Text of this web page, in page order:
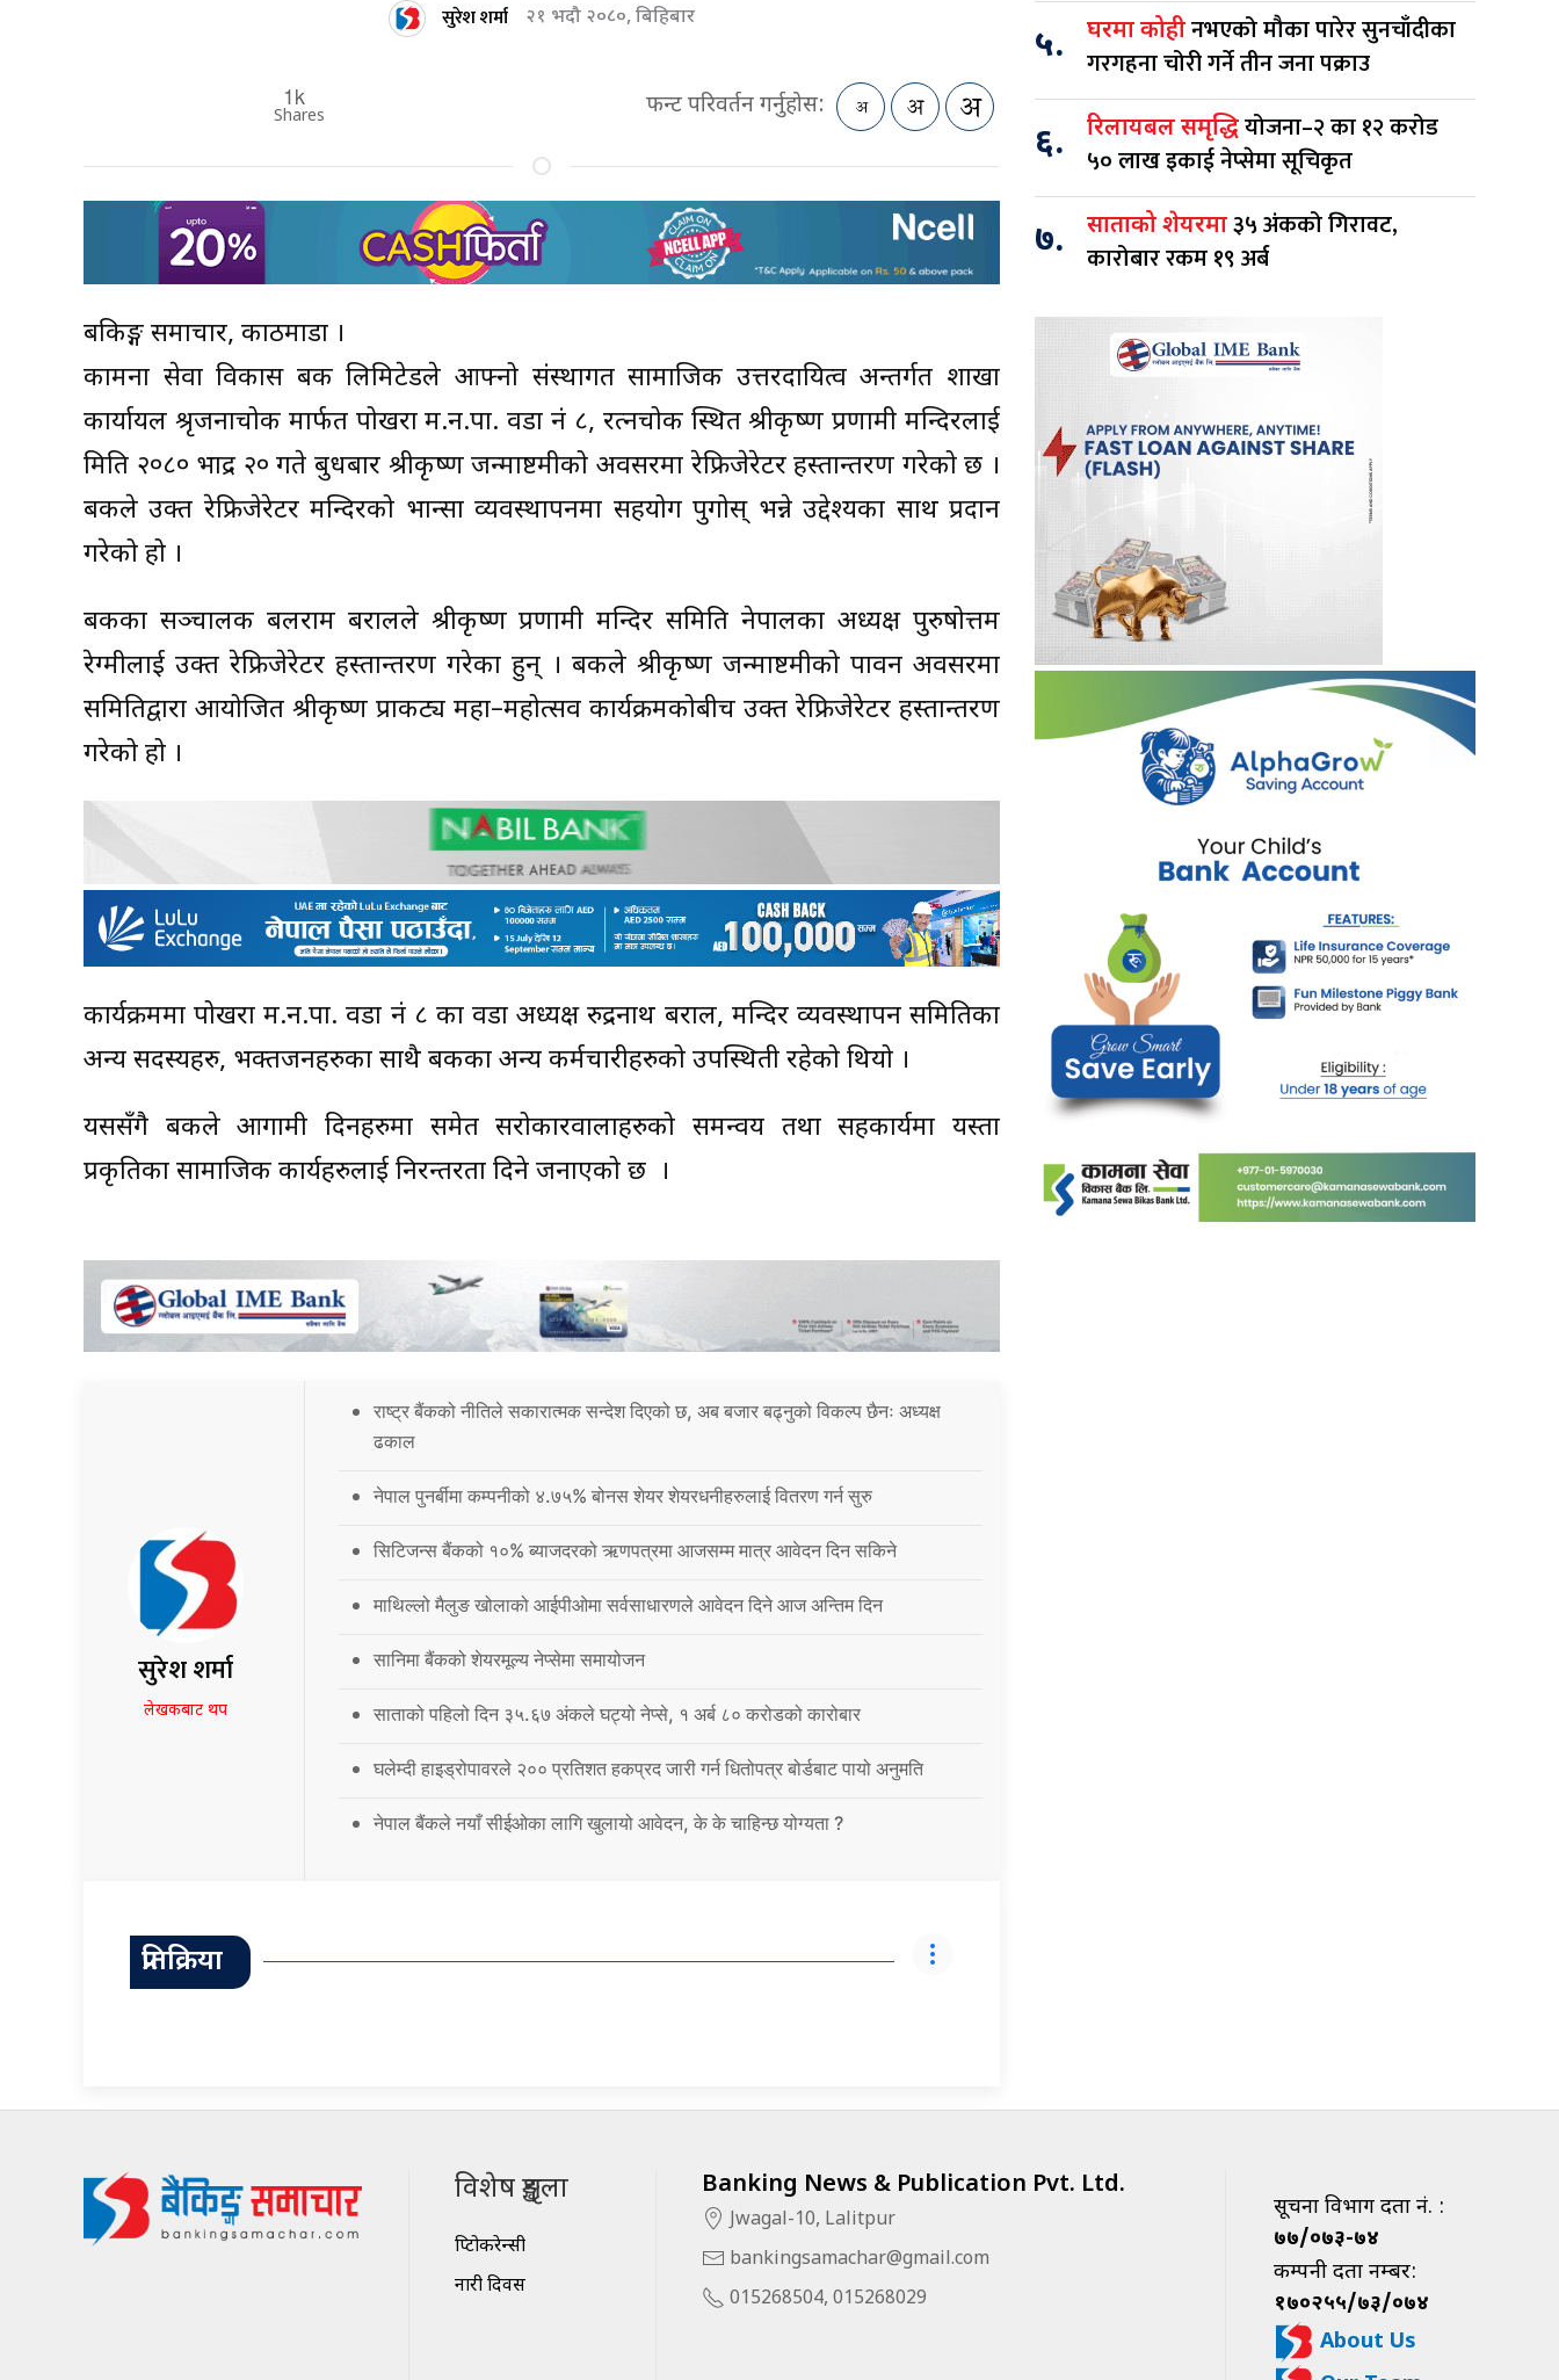
सुरेश शर्मा २१ भदौ २०८०, बिहिबार
1k
Shares फन्ट परिवर्तन गर्नुहोस:
बैंकिङ्ग समाचार, काठमाडौं ।
कामना सेवा विकास बैंक लिमिटेडले आफ्नो संस्थागत सामाजिक उत्तरदायित्व अन्तर्गत शाखा
कार्यायल श्रृजनाचोक मार्फत पोखरा म.न.पा. वडा नं ८, रत्नचोक स्थित श्रीकृष्ण प्रणामी मन्दिरलाई
मिति २०८० भाद्र २० गते बुधबार श्रीकृष्ण जन्माष्टमीको अवसरमा रेफ्रिजेरेटर हस्तान्तरण गरेको छ ।
बैंकले उक्त रेफ्रिजेरेटर मन्दिरको भान्सा व्यवस्थापनमा सहयोग पुगोस् भन्ने उद्देश्यका साथ प्रदान
गरेको हो ।
बैंकका सञ्चालक बलराम बरालले श्रीकृष्ण प्रणामी मन्दिर समिति नेपालका अध्यक्ष पुरुषोत्तम
रेग्मीलाई उक्त रेफ्रिजेरेटर हस्तान्तरण गरेका हुन् । बैंकले श्रीकृष्ण जन्माष्टमीको पावन अवसरमा
समितिद्वारा आयोजित श्रीकृष्ण प्राकट्य महा–महोत्सव कार्यक्रमकोबीच उक्त रेफ्रिजेरेटर हस्तान्तरण
गरेको हो ।
कार्यक्रममा पोखरा म.न.पा. वडा नं ८ का वडा अध्यक्ष रुद्रनाथ बराल, मन्दिर व्यवस्थापन समितिका
अन्य सदस्यहरु, भक्तजनहरुका साथै बैंकका अन्य कर्मचारीहरुको उपस्थिती रहेको थियो ।
यससँगै बैंकले आगामी दिनहरुमा समेत सरोकारवालाहरुको समन्वय तथा सहकार्यमा यस्ता
प्रकृतिका सामाजिक कार्यहरुलाई निरन्तरता दिने जनाएको छ ।
सुरेश शर्मा
लेखकबाट थप
राष्ट्र बैंकको नीतिले सकारात्मक सन्देश दिएको छ, अब बजार बढ्नुको विकल्प छैनः अध्यक्ष
ढकाल
नेपाल पुनर्बीमा कम्पनीको ४.७५% बोनस शेयर शेयरधनीहरुलाई वितरण गर्न सुरु
सिटिजन्स बैंकको १०% ब्याजदरको ऋणपत्रमा आजसम्म मात्र आवेदन दिन सकिने
माथिल्लो मैलुङ खोलाको आईपीओमा सर्वसाधारणले आवेदन दिने आज अन्तिम दिन
सानिमा बैंकको शेयरमूल्य नेप्सेमा समायोजन
साताको पहिलो दिन ३५.६७ अंकले घट्यो नेप्से, १ अर्ब ८० करोडको कारोबार
घलेम्दी हाइड्रोपावरले २०० प्रतिशत हकप्रद जारी गर्न धितोपत्र बोर्डबाट पायो अनुमति
नेपाल बैंकले नयाँ सीईओका लागि खुलायो आवेदन, के के चाहिन्छ योग्यता ?
प्रतिक्रिया
५. घरमा कोहीनभएको मौका पारेर सुनचाँदीका
गरगहना चोरी गर्ने तीन जना पक्राउ
६. रिलायबल समृद्धियोजना–२ का १२ करोड
५० लाख इकाई नेप्सेमा सूचिकृत
७. साताको शेयरमा३५ अंकको गिरावट,
कारोबार रकम १९ अर्ब
विशेष शृङ्खला
क्रिप्टोकरेन्सी
नारी दिवस
Banking News & Publication Pvt. Ltd.
Jwagal-10, Lalitpur
bankingsamachar@gmail.com
015268504, 015268029
सूचना विभाग दर्ता नं. :
७७/०७३-७४
कम्पनी दर्ता नम्बर:
१७०२५५/७३/०७४
About Us